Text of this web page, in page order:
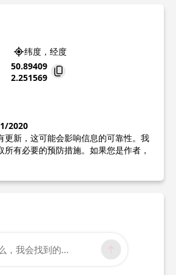
纬度，经度
50.89409
2.251569
2020
更新，这可能会影响信息的可靠性。我
所有必要的预防措施。如果您是作者，
，我会找到的...